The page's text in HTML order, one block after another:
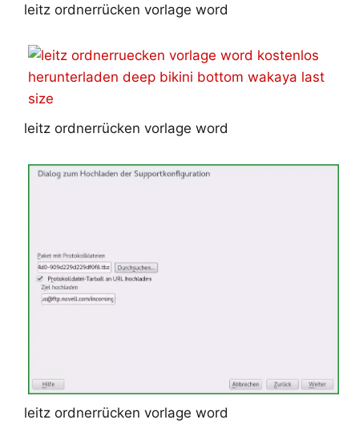
leitz ordnerrücken vorlage word
leitz ordnerrücken vorlage word
leitz ordnerrücken vorlage word